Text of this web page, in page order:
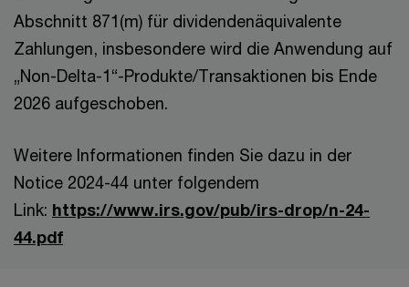
Abschnitt 871(m) für dividendenäquivalente
Zahlungen, insbesondere wird die Anwendung auf
„Non-Delta-1“-Produkte/Transaktionen bis Ende
2026 aufgeschoben.
Weitere Informationen finden Sie dazu in der
Notice 2024-44 unter folgendem
Link: https://www.irs.gov/pub/irs-drop/n-24-
44.pdf